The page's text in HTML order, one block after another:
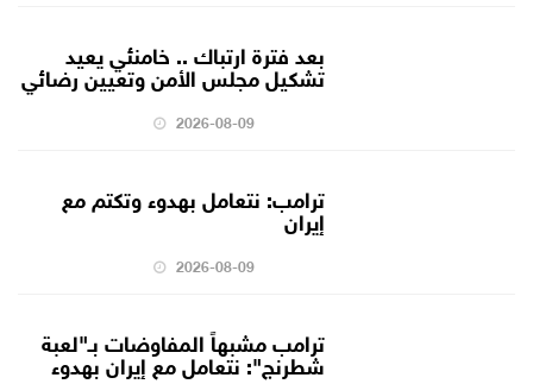
بعد فترة ارتباك .. خامنئي يعيد
تشكيل مجلس الأمن وتعيين رضائي
2026-08-09
ترامب: نتعامل بهدوء وتكتم مع
إيران
2026-08-09
ترامب مشبهاً المفاوضات بـ"لعبة
شطرنج": نتعامل مع إيران بهدوء